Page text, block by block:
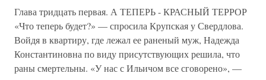
Глава тридцать первая. А ТЕПЕРЬ - КРАСНЫЙ ТЕРРОР
«Что теперь будет?» — спросила Крупская у Свердлова.
Войдя в квартиру, где лежал ее раненый муж, Надежда
Константиновна по виду присутствующих решила, что
раны смертельны. «У нас с Ильичом все сговорено», —